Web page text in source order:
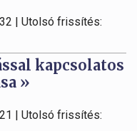
| Utolsó frissítés:
kapcsolatos
»
| Utolsó frissítés: